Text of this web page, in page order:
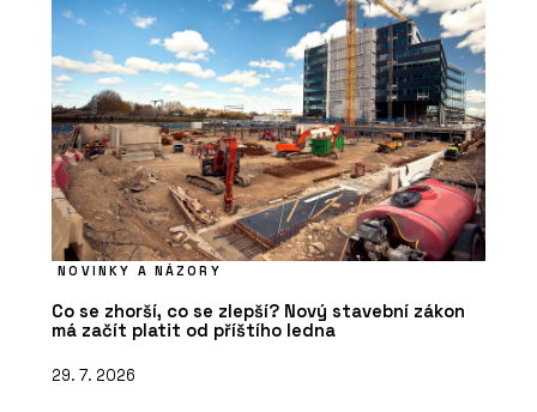
NOVINKY A NÁZORY
Co se zhorší, co se zlepší? Nový stavební zákon
má začít platit od příštího ledna
29. 7. 2026